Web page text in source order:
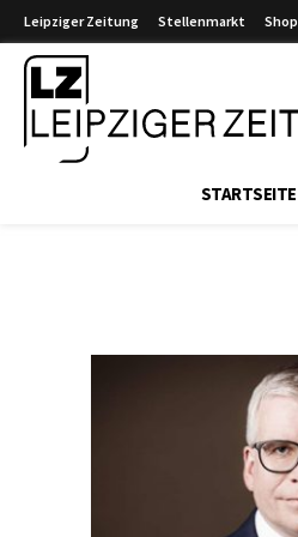
Leipziger Zeitung Stellenmarkt Shop
STARTSEITE